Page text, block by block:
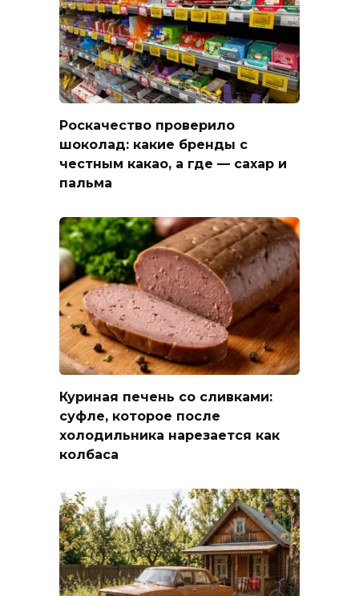
Роскачество проверило
шоколад: какие бренды с
честным какао, а где — сахар и
пальма
Куриная печень со сливками:
суфле, которое после
холодильника нарезается как
колбаса